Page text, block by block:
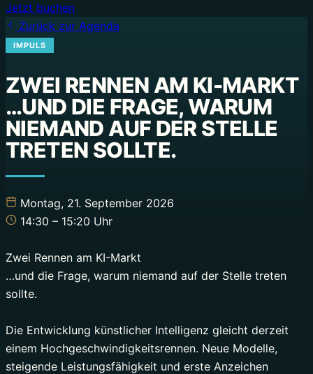
Jetzt buchen
Zurück zur Agenda
IMPULS
ZWEI RENNEN AM KI-MARKT
…UND DIE FRAGE, WARUM
NIEMAND AUF DER STELLE
Montag, 21. September 2026
14:30 – 15:20 Uhr
Zwei Rennen am KI-Markt
…und die Frage, warum niemand auf der Stelle treten
sollte.
Die Entwicklung künstlicher Intelligenz gleicht derzeit
einem Hochgeschwindigkeitsrennen. Neue Modelle,
steigende Leistungsfähigkeit und erste Anzeichen